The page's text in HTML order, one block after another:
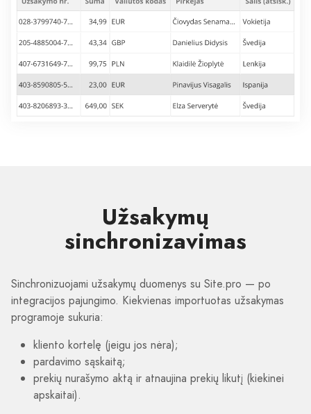
Užsakymų
sinchronizavimas
Sinchronizuojami užsakymų duomenys su Site.pro — po
integracijos pajungimo. Kiekvienas importuotas užsakymas
programoje sukuria:
kliento kortelę (jeigu jos nėra);
pardavimo sąskaitą;
prekių nurašymo aktą ir atnaujina prekių likutį (kiekinei
apskaitai).